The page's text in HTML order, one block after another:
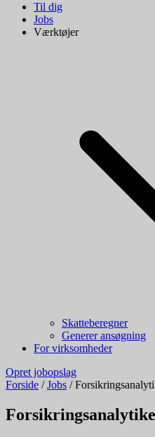
Til dig
Jobs
Værktøjer
Skatteberegner
Generer ansøgning
For virksomheder
Opret jobopslag
Forside / Jobs /